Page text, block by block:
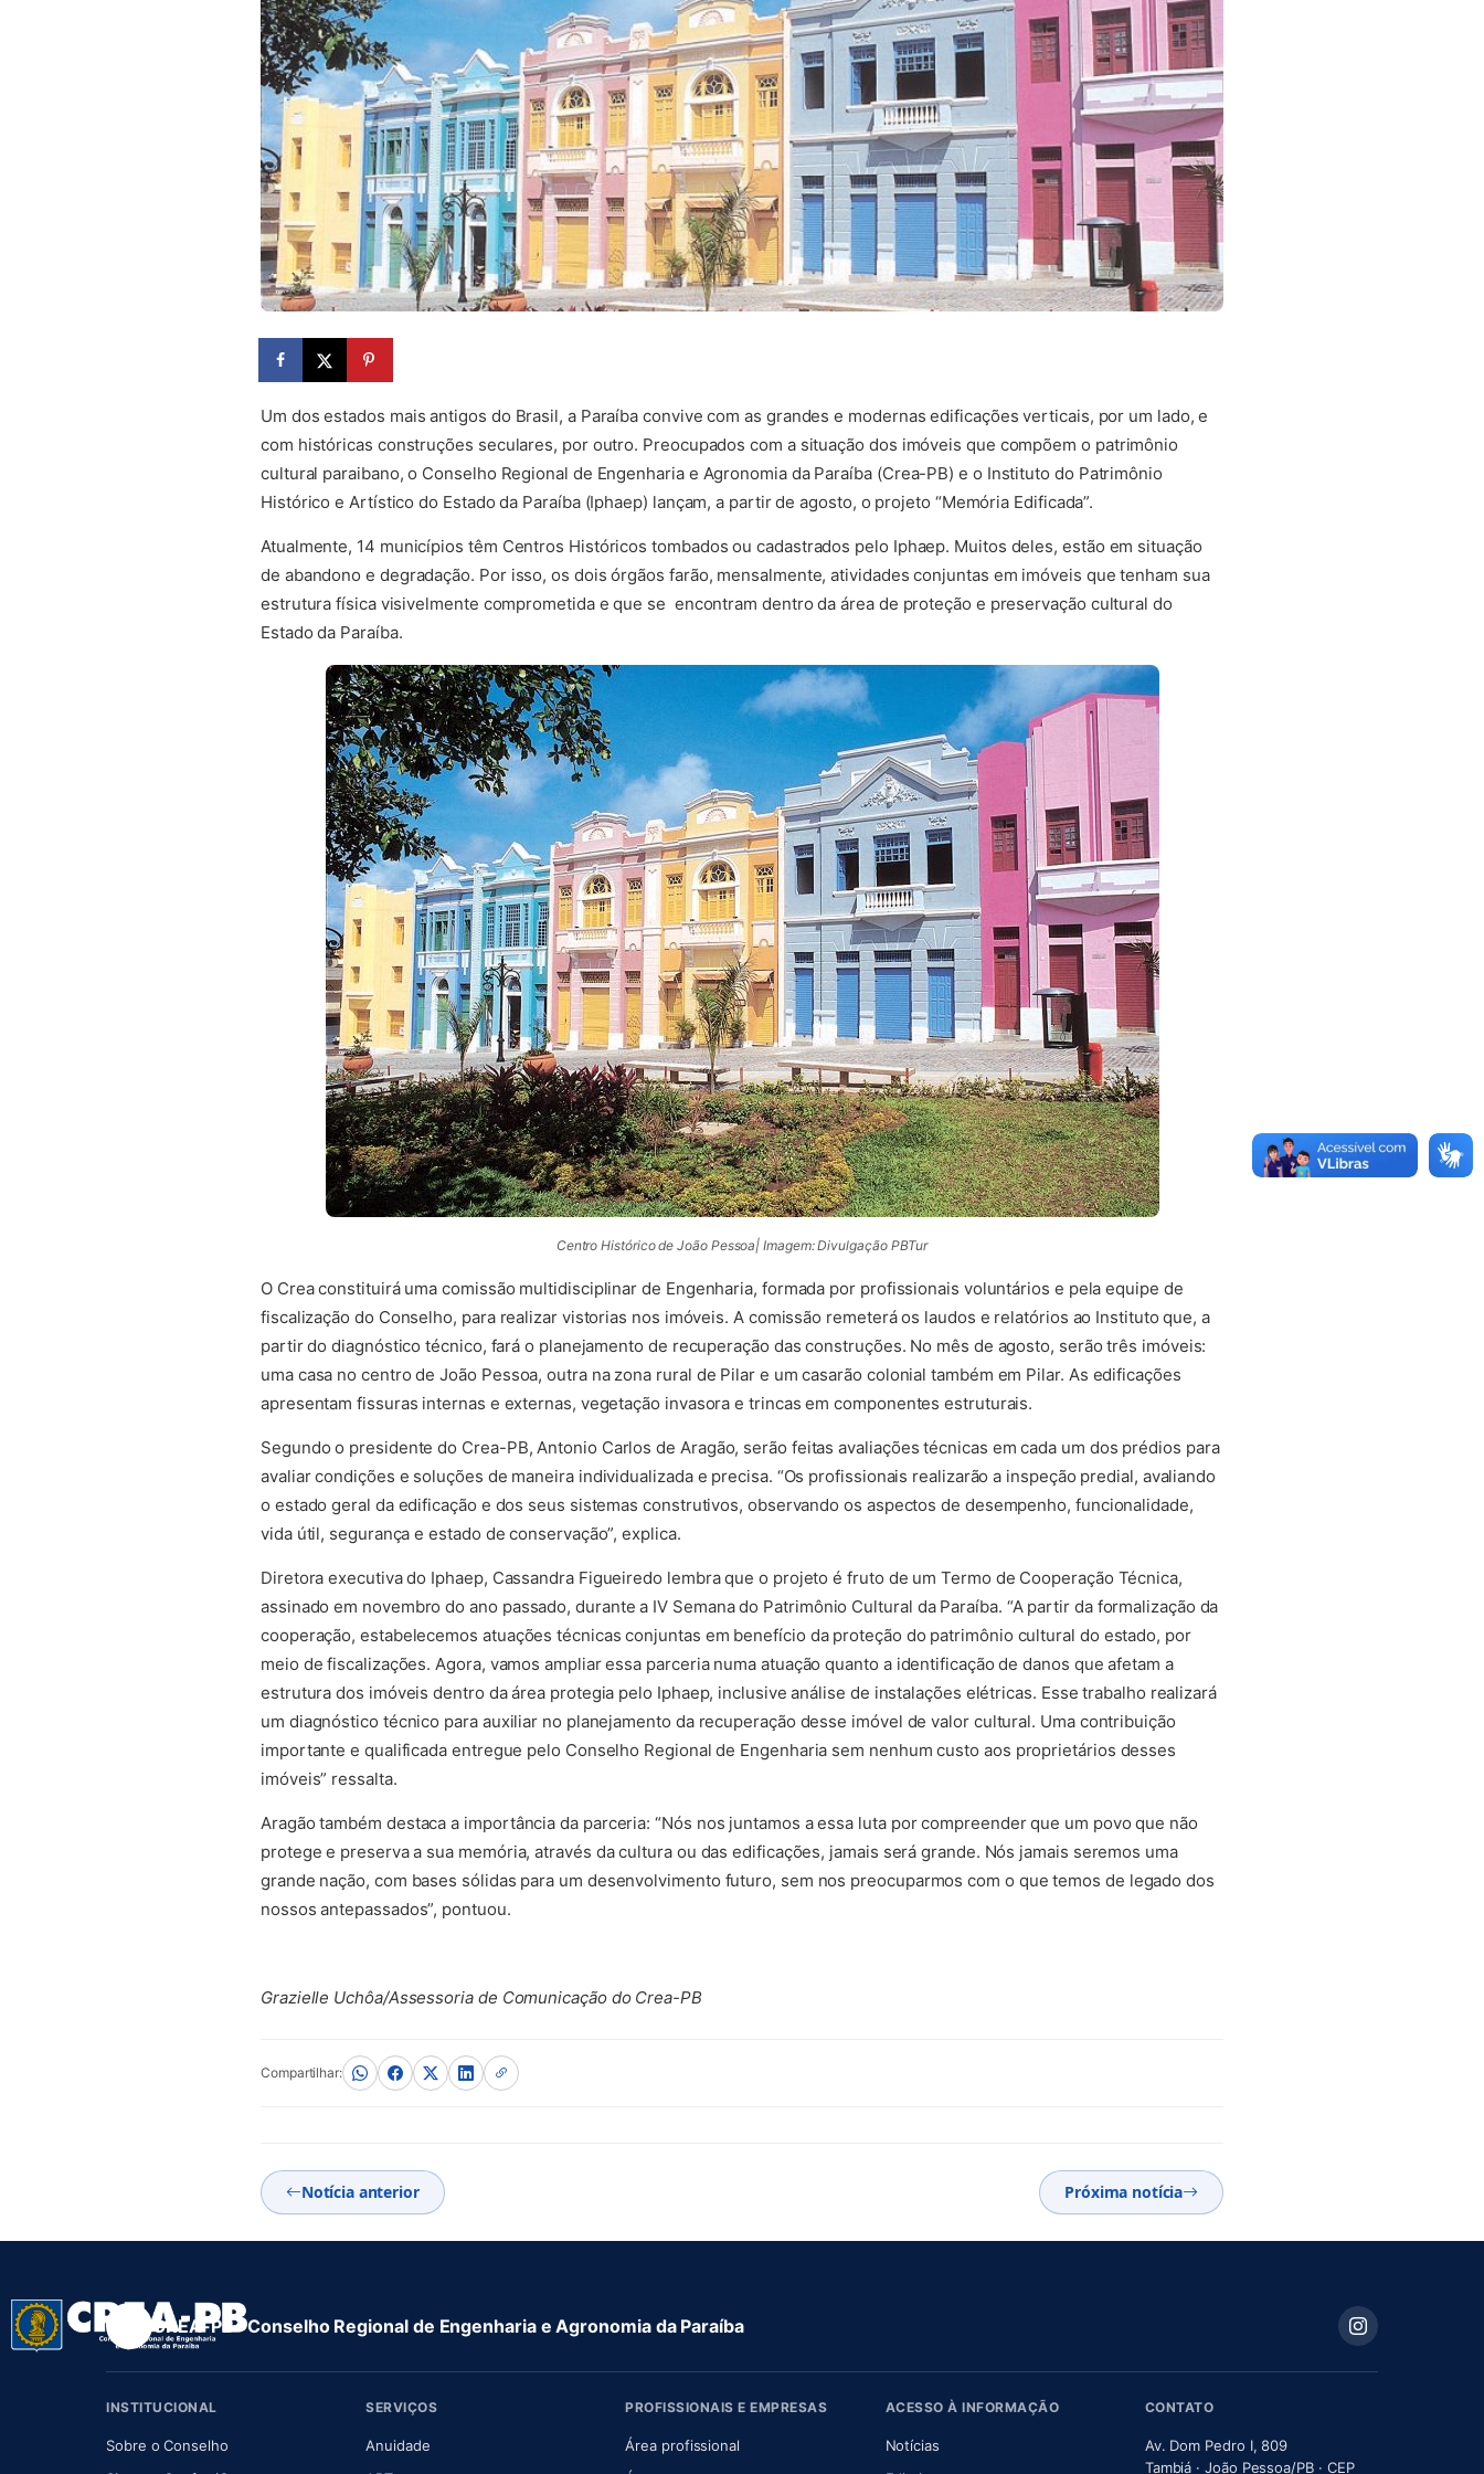
Um dos estados mais antigos do Brasil, a Paraíba convive com as grandes e modernas edificações verticais, por um lado, e
com históricas construções seculares, por outro. Preocupados com a situação dos imóveis que compõem o patrimônio
cultural paraibano, o Conselho Regional de Engenharia e Agronomia da Paraíba (Crea-PB) e o Instituto do Patrimônio
Histórico e Artístico do Estado da Paraíba (Iphaep) lançam, a partir de agosto, o projeto “Memória Edificada”.
Atualmente, 14 municípios têm Centros Históricos tombados ou cadastrados pelo Iphaep. Muitos deles, estão em situação
de abandono e degradação. Por isso, os dois órgãos farão, mensalmente, atividades conjuntas em imóveis que tenham sua
estrutura física visivelmente comprometida e que se encontram dentro da área de proteção e preservação cultural do
Estado da Paraíba.
Centro Histórico de João Pessoa| Imagem: Divulgação PBTur
O Crea constituirá uma comissão multidisciplinar de Engenharia, formada por profissionais voluntários e pela equipe de
fiscalização do Conselho, para realizar vistorias nos imóveis. A comissão remeterá os laudos e relatórios ao Instituto que, a
partir do diagnóstico técnico, fará o planejamento de recuperação das construções. No mês de agosto, serão três imóveis:
uma casa no centro de João Pessoa, outra na zona rural de Pilar e um casarão colonial também em Pilar. As edificações
apresentam fissuras internas e externas, vegetação invasora e trincas em componentes estruturais.
Segundo o presidente do Crea-PB, Antonio Carlos de Aragão, serão feitas avaliações técnicas em cada um dos prédios para
avaliar condições e soluções de maneira individualizada e precisa. “Os profissionais realizarão a inspeção predial, avaliando
o estado geral da edificação e dos seus sistemas construtivos, observando os aspectos de desempenho, funcionalidade,
vida útil, segurança e estado de conservação”, explica.
Diretora executiva do Iphaep, Cassandra Figueiredo lembra que o projeto é fruto de um Termo de Cooperação Técnica,
assinado em novembro do ano passado, durante a IV Semana do Patrimônio Cultural da Paraíba. “A partir da formalização da
cooperação, estabelecemos atuações técnicas conjuntas em benefício da proteção do patrimônio cultural do estado, por
meio de fiscalizações. Agora, vamos ampliar essa parceria numa atuação quanto a identificação de danos que afetam a
estrutura dos imóveis dentro da área protegia pelo Iphaep, inclusive análise de instalações elétricas. Esse trabalho realizará
um diagnóstico técnico para auxiliar no planejamento da recuperação desse imóvel de valor cultural. Uma contribuição
importante e qualificada entregue pelo Conselho Regional de Engenharia sem nenhum custo aos proprietários desses
imóveis” ressalta.
Aragão também destaca a importância da parceria: “Nós nos juntamos a essa luta por compreender que um povo que não
protege e preserva a sua memória, através da cultura ou das edificações, jamais será grande. Nós jamais seremos uma
grande nação, com bases sólidas para um desenvolvimento futuro, sem nos preocuparmos com o que temos de legado dos
nossos antepassados”, pontuou.
Grazielle Uchôa/Assessoria de Comunicação do Crea-PB
Compartilhar:
Notícia anterior Próxima notícia
CREA-PB · Conselho Regional de Engenharia e Agronomia da Paraíba
INSTITUCIONAL
Sobre o Conselho(abre em nova aba)
SERVIÇOS
Anuidade(abre em nova aba)
PROFISSIONAIS E EMPRESAS
Área profissional
ACESSO À INFORMAÇÃO
Notícias
CONTATO
Av. Dom Pedro I, 809
Tambiá · João Pessoa/PB · CEP